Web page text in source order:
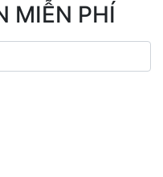
MIỄN PHÍ